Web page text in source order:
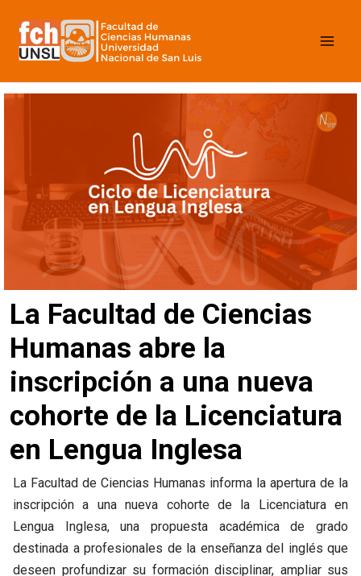
contenido
La Facultad de Ciencias
Humanas abre la
inscripción a una nueva
cohorte de la Licenciatura
en Lengua Inglesa
La Facultad de Ciencias Humanas informa la apertura de la
inscripción a una nueva cohorte de la Licenciatura en
Lengua Inglesa, una propuesta académica de grado
destinada a profesionales de la enseñanza del inglés que
deseen profundizar su formación disciplinar, ampliar sus